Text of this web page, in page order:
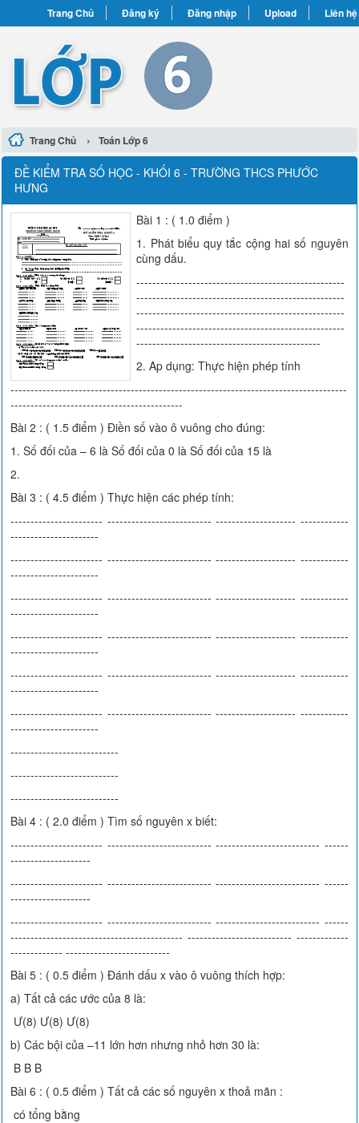
Trang Chủ Đăng ký Đăng nhập Upload Liên hệ
Trang Chủ › Toán Lớp 6
ĐỀ KIỂM TRA SỐ HỌC - KHỐI 6 - TRƯỜNG THCS PHƯỚC
HƯNG
Bài 1 : ( 1.0 điểm )
1. Phát biểu quy tắc cộng hai số nguyên
cùng dấu.
----------------------------------------------------
----------------------------------------------------
----------------------------------------------------
----------------------------------------------------
----------------------------------------------
2. Ap dụng: Thực hiện phép tính
------------------------------------------------------------------------------------
-------------------------------------------
Bài 2 : ( 1.5 điểm ) Điền số vào ô vuông cho đúng:
1. Số đối của – 6 là Số đối của 0 là Số đối của 15 là
2.
Bài 3 : ( 4.5 điểm ) Thực hiện các phép tính:
----------------------- -------------------------- -------------------- ------------
----------------------
----------------------- -------------------------- -------------------- ------------
----------------------
----------------------- -------------------------- -------------------- ------------
----------------------
----------------------- -------------------------- -------------------- ------------
----------------------
----------------------- -------------------------- -------------------- ------------
----------------------
----------------------- -------------------------- -------------------- ------------
----------------------
---------------------------
---------------------------
---------------------------
Bài 4 : ( 2.0 điểm ) Tìm số nguyên x biết:
----------------------- -------------------------- -------------------------- ------
--------------------
----------------------- -------------------------- -------------------------- ------
--------------------
----------------------- -------------------------- -------------------------- ------
------------------------------------------- -------------------------- -------------
------------- --------------------------
Bài 5 : ( 0.5 điểm ) Đánh dấu x vào ô vuông thích hợp:
a) Tất cả các ước của 8 là:
Ư(8) Ư(8) Ư(8)
b) Các bội của –11 lớn hơn nhưng nhỏ hơn 30 là:
B B B
Bài 6 : ( 0.5 điểm ) Tất cả các số nguyên x thoả mãn :
có tổng bằng